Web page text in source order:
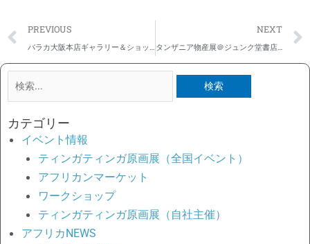
Prev
PREVIOUS
バラカ大阪本店ギャラリー＆ショップ2026年4月の営業日お知らせ
NEXT
タンザニア物産展＠ジュンク堂書店 池袋本店
検
対
象:
カテゴリー
イベント情報
ティンガティンガ原画展（全国イベント）
アフリカンマーケット
ワークショップ
ティンガティンガ原画展（自社主催）
アフリカNEWS